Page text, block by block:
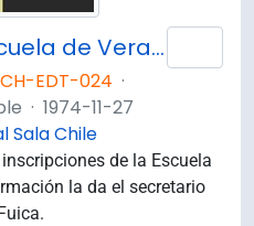
136 cursos tiene Escuela de Verano
EDT-024 ·
· 1974-11-27
Sala Chile
de la Escuela
la da el secretario